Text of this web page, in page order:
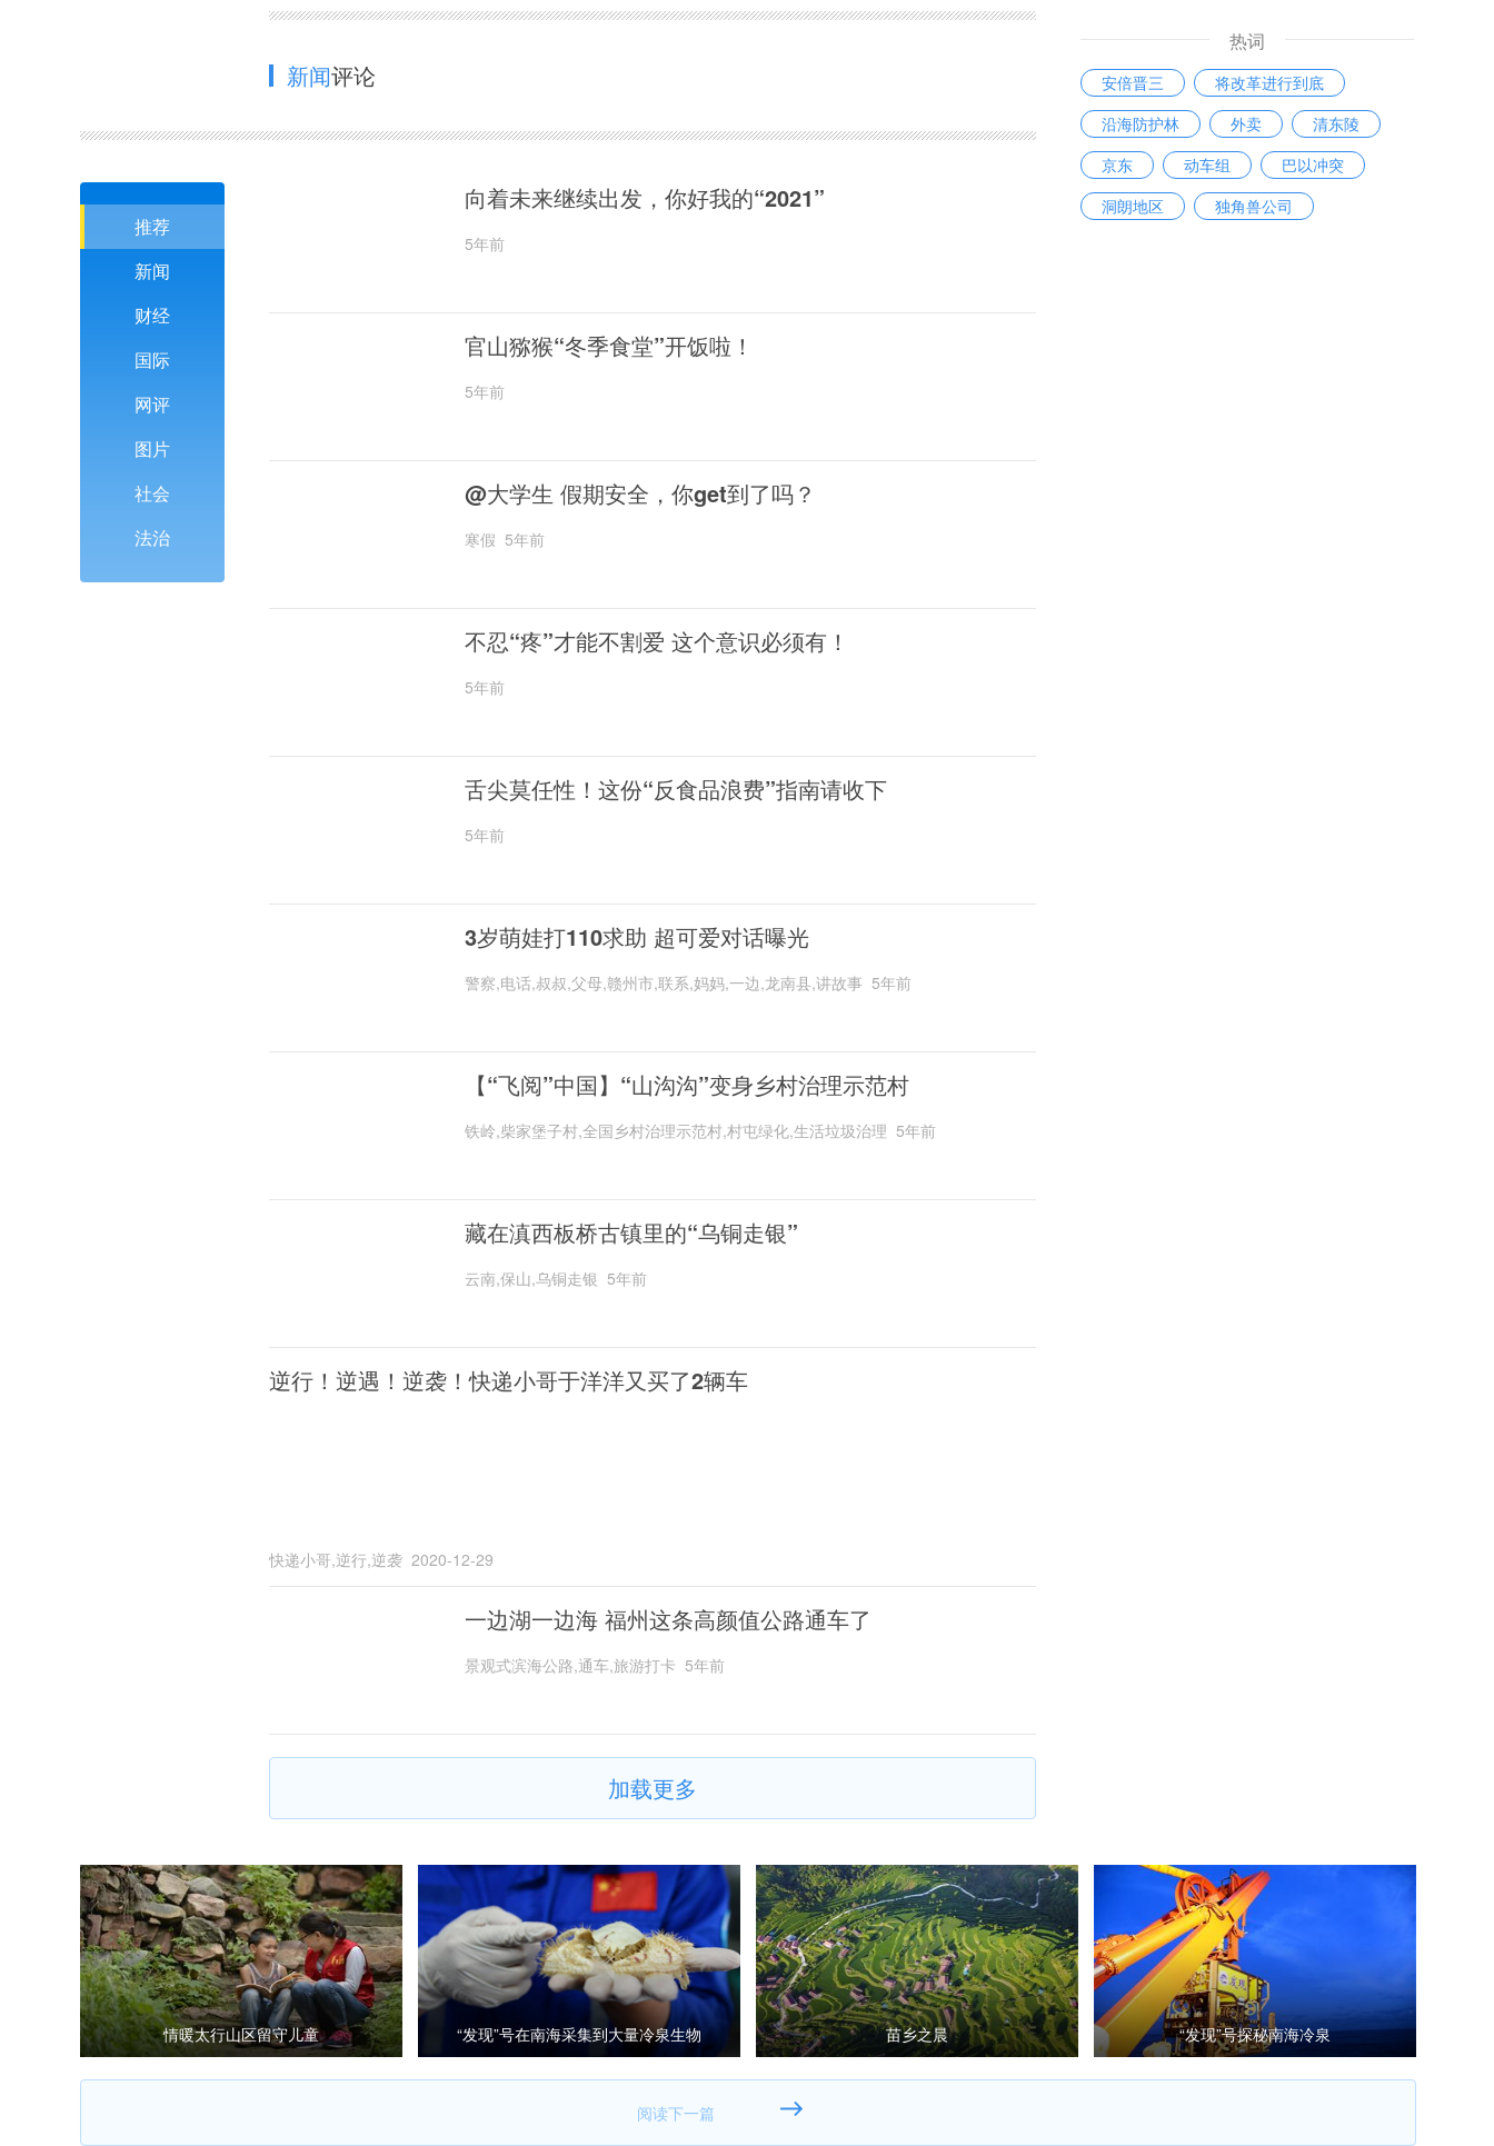
新闻评论
推荐
新闻
财经
国际
网评
图片
社会
法治
向着未来继续出发，你好我的“2021”
5年前
官山猕猴“冬季食堂”开饭啦！
5年前
@大学生 假期安全，你get到了吗？
寒假 5年前
不忍“疼”才能不割爱 这个意识必须有！
5年前
舌尖莫任性！这份“反食品浪费”指南请收下
5年前
3岁萌娃打110求助 超可爱对话曝光
警察,电话,叔叔,父母,赣州市,联系,妈妈,一边,龙南县,讲故事 5年前
【“飞阅”中国】“山沟沟”变身乡村治理示范村
铁岭,柴家堡子村,全国乡村治理示范村,村屯绿化,生活垃圾治理 5年前
藏在滇西板桥古镇里的“乌铜走银”
云南,保山,乌铜走银 5年前
逆行！逆遇！逆袭！快递小哥于洋洋又买了2辆车
快递小哥,逆行,逆袭 2020-12-29
一边湖一边海 福州这条高颜值公路通车了
景观式滨海公路,通车,旅游打卡 5年前
加载更多
热词
安倍晋三
将改革进行到底
沿海防护林
外卖
清东陵
京东
动车组
巴以冲突
洞朗地区
独角兽公司
情暖太行山区留守儿童 “发现”号在南海采集到大量冷泉生物 苗乡之晨 “发现”号探秘南海冷泉